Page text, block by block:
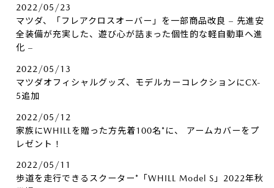
2022/05/23
マツダ、「フレアクロスオーバー」を一部商品改良 – 先進安
全装備が充実した、遊び心が詰まった個性的な軽自動車へ進
化 –
2022/05/13
マツダオフィシャルグッズ、モデルカーコレクションにCX-
5追加
2022/05/12
家族にWHILLを贈った方先着100名*に、​ アームカバーをプ
レゼント！
2022/05/11
歩道を走行できるスクーター*「WHILL Model S」2022年秋